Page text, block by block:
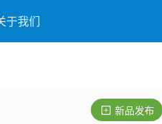
于我们
新品发布